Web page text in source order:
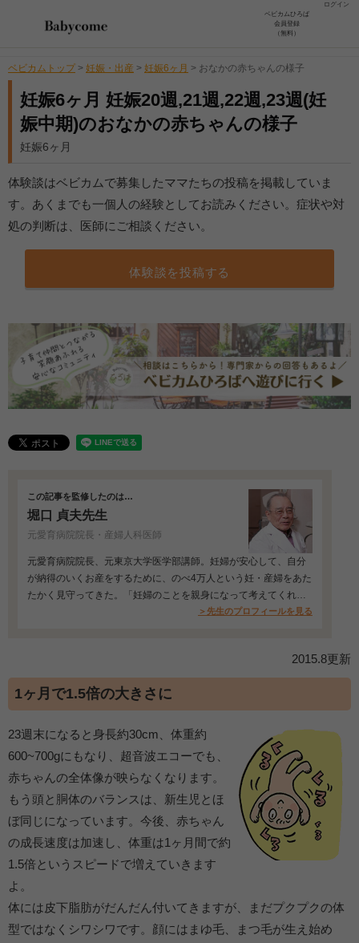
ログイン
ベビカムひろば
会員登録
（無料）
ベビカムトップ > 妊娠・出産 > 妊娠6ヶ月 > おなかの赤ちゃんの様子
妊娠6ヶ月 妊娠20週,21週,22週,23週(妊
娠中期)のおなかの赤ちゃんの様子
妊娠6ヶ月
体験談はベビカムで募集したママたちの投稿を掲載していま
す。あくまでも一個人の経験としてお読みください。症状や対
処の判断は、医師にご相談ください。
体験談を投稿する
この記事を監修したのは…
堀口 貞夫先生
元愛育病院院長・産婦人科医師
元愛育病院院長、元東京大学医学部講師。妊婦が安心して、自分
が納得のいくお産をするために、のべ4万人という妊・産婦をあた
たかく見守ってきた。「妊婦のことを親身になって考えてくれ
＞先生のプロフィールを見る
2015.8更新
1ヶ月で1.5倍の大きさに
23週末になると身長約30cm、体重約
600~700gにもなり、超音波エコーでも、
赤ちゃんの全体像が映らなくなります。
もう頭と胴体のバランスは、新生児とほ
ぼ同じになっています。今後、赤ちゃん
の成長速度は加速し、体重は1ヶ月間で約
1.5倍というスピードで増えていきます
よ。
体には皮下脂肪がだんだん付いてきますが、まだプクプクの体
型ではなくシワシワです。顔にはまゆ毛、まつ毛が生え始め